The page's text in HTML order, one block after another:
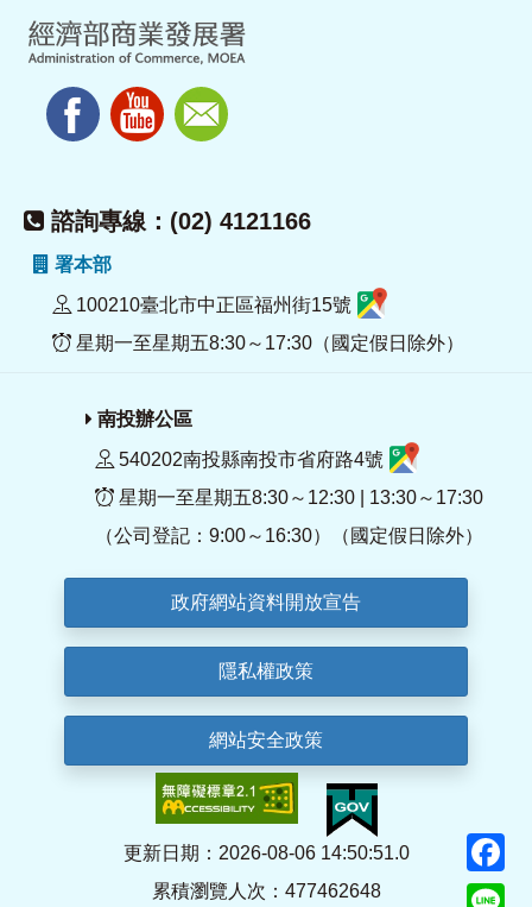
諮詢專線：(02) 4121166
署本部
100210臺北市中正區福州街15號
星期一至星期五8:30～17:30（國定假日除外）
南投辦公區
540202南投縣南投市省府路4號
星期一至星期五8:30～12:30 | 13:30～17:30
（公司登記：9:00～16:30）（國定假日除外）
政府網站資料開放宣告
隱私權政策
網站安全政策
更新日期：2026-08-06 14:50:51.0
累積瀏覽人次：477462648